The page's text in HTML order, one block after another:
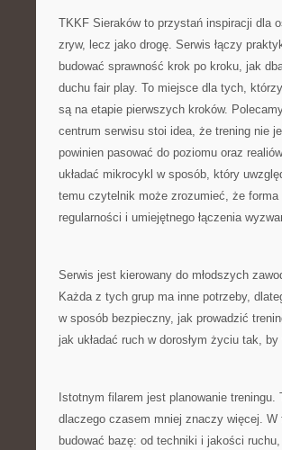
TKKF Sieraków to przystań inspiracji dla
zryw, lecz jako drogę. Serwis łączy
budować sprawność krok po kroku, jak
duchu fair play. To miejsce dla tych,
są na etapie pierwszych kroków.
centrum serwisu stoi idea, że trening nie
powinien pasować do poziomu oraz
układać mikrocykl w sposób, który
temu czytelnik może zrozumieć, że forma
regularności i umiejętnego łączenia
Serwis jest kierowany do młodszych
Każda z tych grup ma inne potrzeby,
w sposób bezpieczny, jak prowadzić
jak układać ruch w dorosłym życiu tak,
Istotnym filarem jest planowanie
dlaczego czasem mniej znaczy więcej.
budować bazę: od techniki i jakości